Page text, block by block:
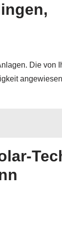
Die von